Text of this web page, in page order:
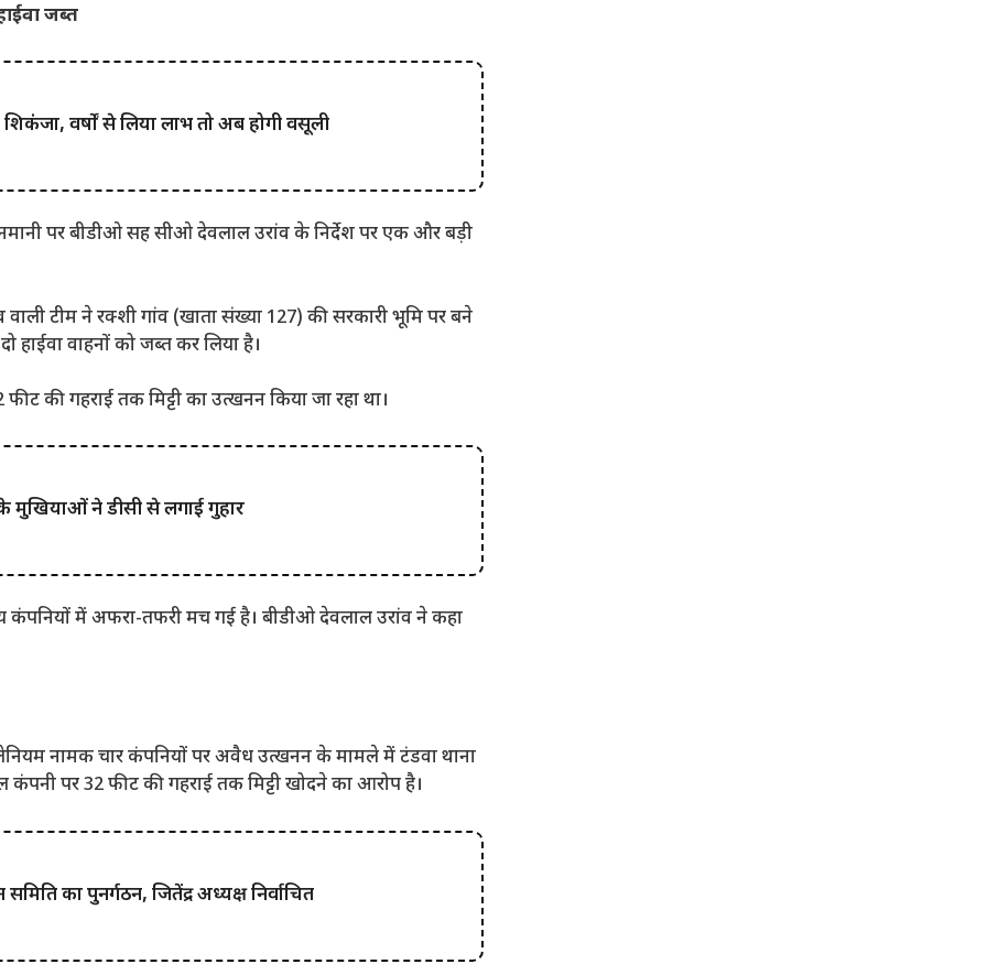
जब्त
वर्षों से लिया लाभ तो अब होगी वसूली
पर बीडीओ सह सीओ देवलाल उरांव के निर्देश पर एक और बड़ी
टीम ने रक्शी गांव (खाता संख्या 127) की सरकारी भूमि पर बने
हाईवा वाहनों को जब्त कर लिया है।
की गहराई तक मिट्टी का उत्खनन किया जा रहा था।
ने डीसी से लगाई गुहार
कंपनियों में अफरा-तफरी मच गई है। बीडीओ देवलाल उरांव ने कहा
नामक चार कंपनियों पर अवैध उत्खनन के मामले में टंडवा थाना
पर 32 फीट की गहराई तक मिट्टी खोदने का आरोप है।
का पुनर्गठन, जितेंद्र अध्यक्ष निर्वाचित